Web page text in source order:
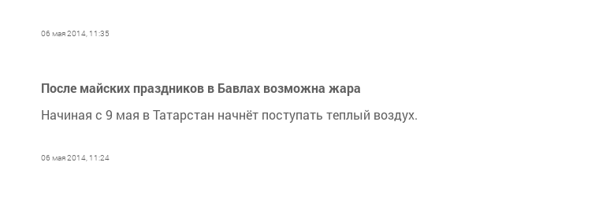
06 мая 2014, 11:35
После майских праздников в Бавлах возможна жара
Начиная с 9 мая в Татарстан начнёт поступать теплый воздух.
06 мая 2014, 11:24